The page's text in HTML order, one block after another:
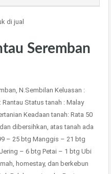
di jual
Seremban
N.Sembilan Keluasan :
Status tanah : Malay
Keadaan tanah: Rata 50
dibersihkan, atas tanah ada
– 25 btg Manggis – 21 btg
– 6 btg Petai – 1 btg Ubi
homestay, dan berkebun